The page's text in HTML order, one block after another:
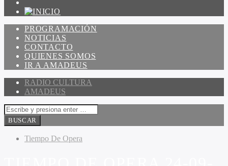
PROGRAMACIÓN
NOTICIAS
CONTACTO
QUIENES SOMOS
IR A AMADEUS
RADIO CULTURA
AMADEUS
Tiempo De Opera